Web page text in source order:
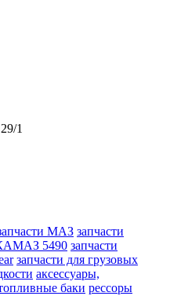
1
МАЗ запчасти
5490 запчасти
запчасти для грузовых
аксессуары,
баки рессоры